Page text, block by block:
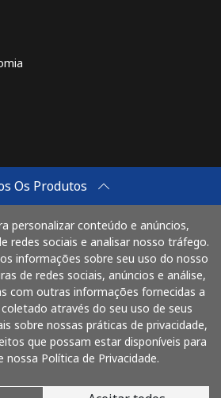
Os Produtos
personalizar conteúdo e anúncios,
redes sociais e analisar nosso tráfego.
informações sobre seu uso do nosso
de redes sociais, anúncios e análise,
com outras informações fornecidas a
através do seu uso de seus
sobre nossas práticas de privacidade,
que possam estar disponíveis para
nossa Política de Privacidade.
Pague com